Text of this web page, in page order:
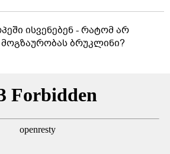
ისვენებენ - რატომ არ
ბრუკლინი?